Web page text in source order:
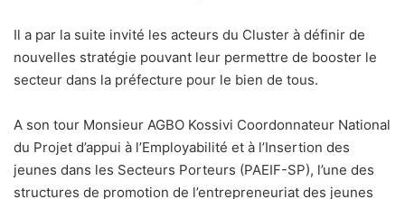
Il a par la suite invité les acteurs du Cluster à définir de
nouvelles stratégie pouvant leur permettre de booster le
secteur dans la préfecture pour le bien de tous.
A son tour Monsieur AGBO Kossivi Coordonnateur National
du Projet d’appui à l’Employabilité et à l’Insertion des
jeunes dans les Secteurs Porteurs (PAEIF-SP), l’une des
structures de promotion de l’entrepreneuriat des jeunes